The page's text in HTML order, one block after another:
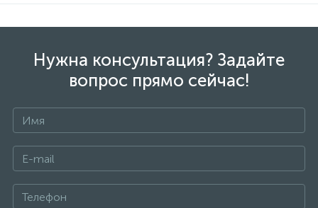
Нужна консультация? Задайте
вопрос прямо сейчас!